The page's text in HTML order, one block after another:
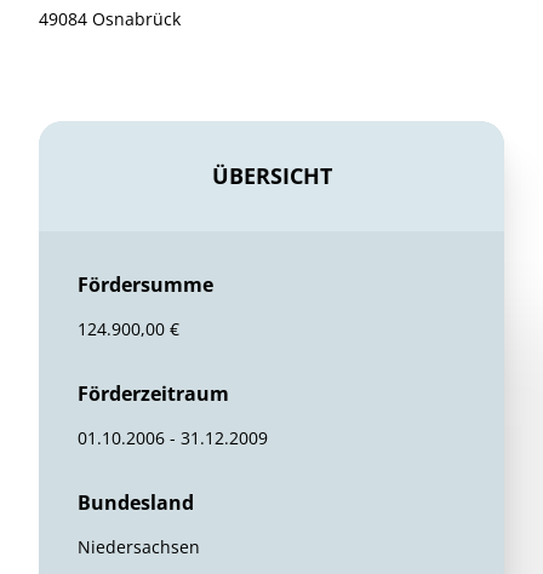
49084 Osnabrück
ÜBERSICHT
Fördersumme
124.900,00 €
Förderzeitraum
01.10.2006 - 31.12.2009
Bundesland
Niedersachsen